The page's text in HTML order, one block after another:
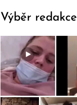
Výběr redakce